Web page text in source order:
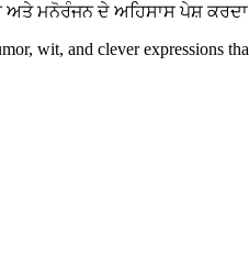
ਅਤੇ ਮਨੋਰੰਜਨ ਦੇ ਅਹਿਸਾਸ ਪੇਸ਼ ਕਰਦਾ
wit, and clever expressions